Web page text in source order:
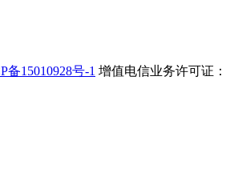
备15010928号-1 增值电信业务许可证：